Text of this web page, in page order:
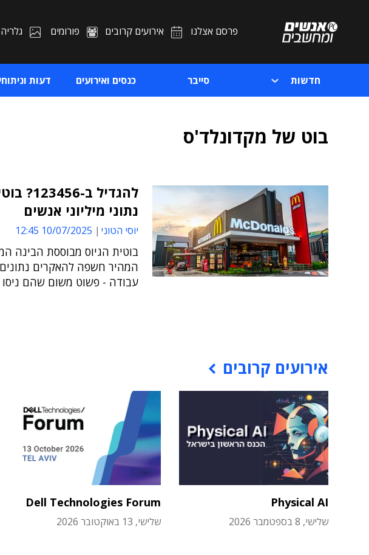
פרסם אצלנו אירועים קרובים פורומים גלריה
חדשות סייבר כנסים ואירועים דעות
בוט של מקדונלד'ס
להגדיל
נתוני מיליוני אנשים
יוסי הטוני 10/07/2025 12:45
בוטית הגיוס מבוססת הבינה
המהיר חשפה להאקרים
עבודה - פשוט משום שהם ניסו את
אירועים קרובים
Physical AI
שלישי, 8 בספטמבר 2026
Dell Technologies Forum
שלישי, 13 באוקטובר 2026